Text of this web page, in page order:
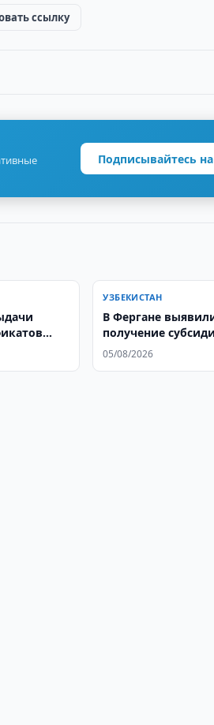
ссылку
Подписывайтесь
УЗБЕКИСТАН
В Фергане
получение
сумов
05/08/2026